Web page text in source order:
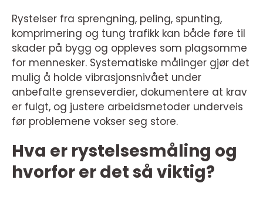
Rystelser fra sprengning, peling, spunting,
komprimering og tung trafikk kan både føre til
skader på bygg og oppleves som plagsomme
for mennesker. Systematiske målinger gjør det
mulig å holde vibrasjonsnivået under
anbefalte grenseverdier, dokumentere at krav
er fulgt, og justere arbeidsmetoder underveis
før problemene vokser seg store.
Hva er rystelsesmåling og
hvorfor er det så viktig?